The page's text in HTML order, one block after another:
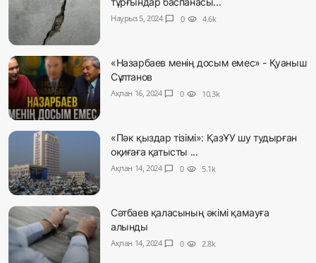
Наурыз 5, 2024 chat_bubble 0 visibility 4.6k
«Назарбаев менің досым емес» - Қуаныш
Сұлтанов
Ақпан 16, 2024 chat_bubble 0 visibility 10.3k
«Пәк қыздар тізімі»: ҚазҰУ шу тудырған
оқиғаға қатысты ...
Ақпан 14, 2024 chat_bubble 0 visibility 5.1k
Сәтбаев қаласының әкімі қамауға
алынды
Ақпан 14, 2024 chat_bubble 0 visibility 2.8k